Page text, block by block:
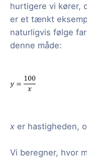
hurtigere vi kører,
er et tænkt
naturligvis følge
denne måde:
x er hastigheden,
Vi beregner, hvor